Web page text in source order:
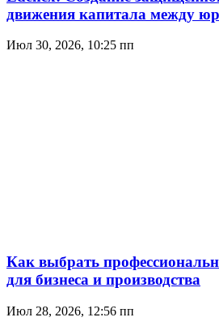
движения капитала между
Июл 30, 2026, 10:25 пп
Как выбрать
для бизнеса и производства
Июл 28, 2026, 12:56 пп